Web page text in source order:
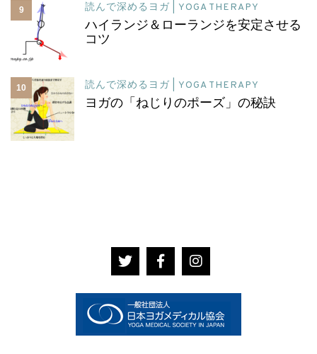
9 読んで深めるヨガ | YOGA THERAPY
ハイランジ＆ローランジを安定させる
コツ
10 読んで深めるヨガ | YOGA THERAPY
ヨガの「ねじりのポーズ」の秘訣